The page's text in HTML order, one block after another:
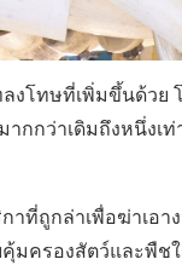
งโทษที่เพิ่มขึ้นด้วย
กกว่าเดิมถึงหนึ่งเท่
ที่ถูกล่าเพื่อฆ่าเอา
มครองสัตว์และพืช